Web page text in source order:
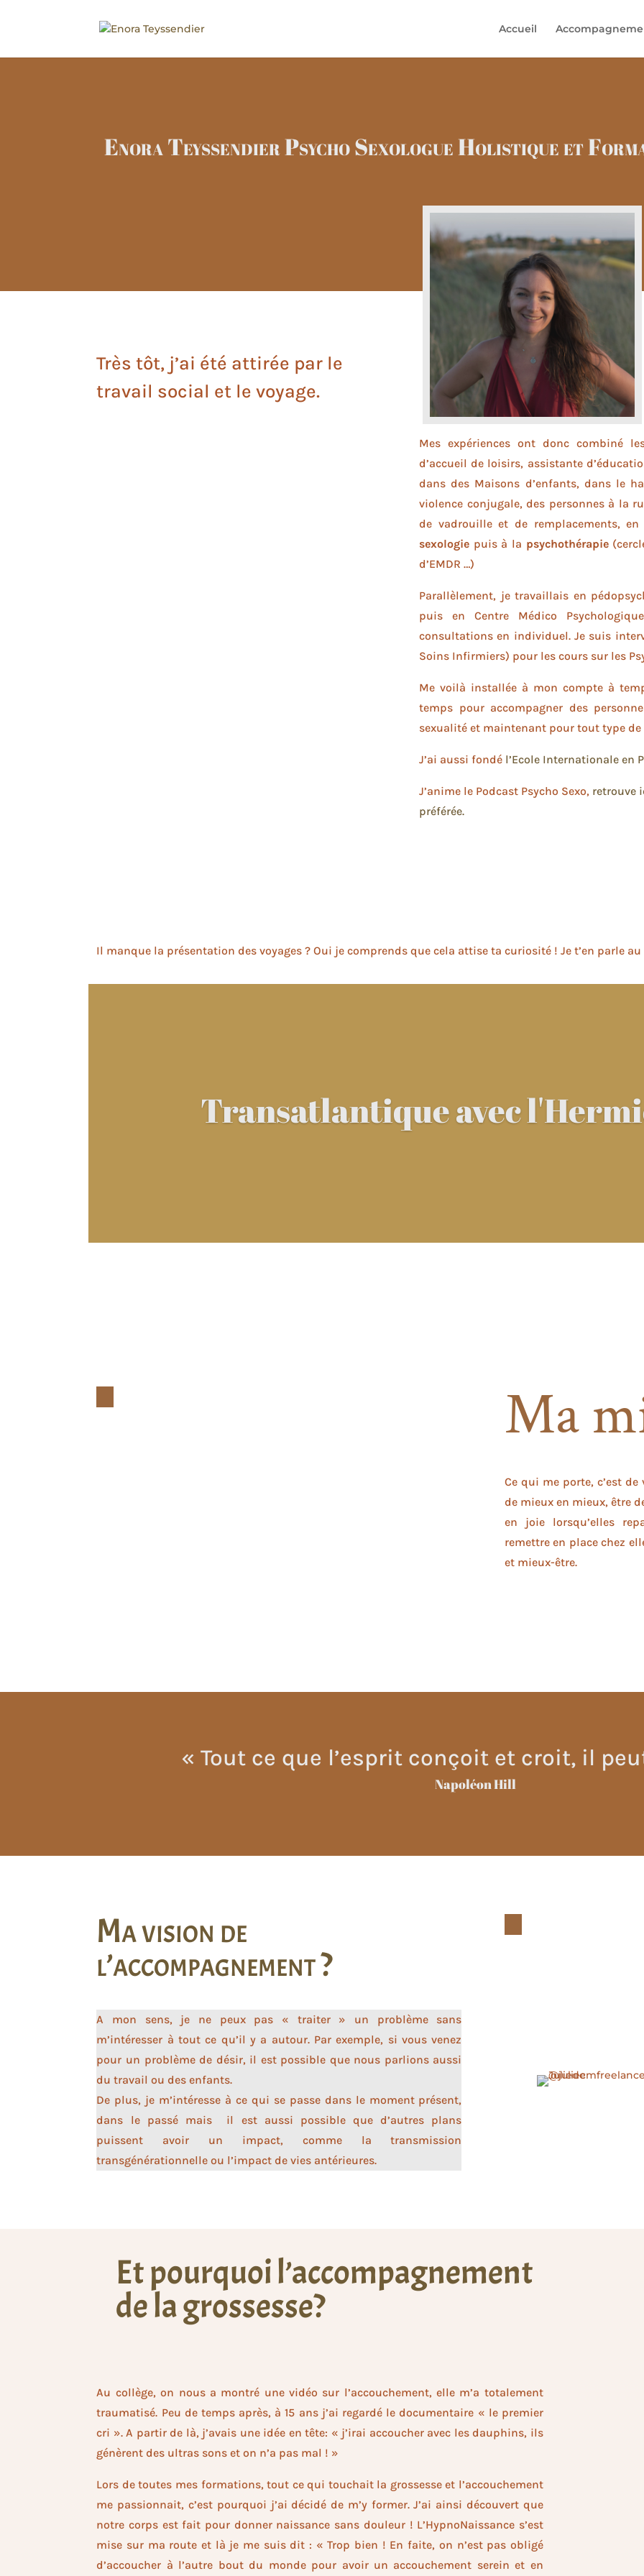
Accueil
Enora Teyssendier Psycho Sexologue Holistique et
Très tôt, j’ai été attirée par le
travail social et le voyage.
Mes expériences ont donc combiné
d’accueil de loisirs, assistante
dans des Maisons d’enfants, dans le
violence conjugale, des personnes à la
de vadrouille et de remplacements,
sexologie puis à la psychothérapie
d’EMDR …)
Parallèlement, je travaillais en
puis en Centre Médico
consultations en individuel. Je suis
Soins Infirmiers) pour les cours sur les
Me voilà installée à mon compte à
temps pour accompagner des
sexualité et maintenant pour tout type
J’ai aussi fondé l’Ecole Internationale en
J’anime le Podcast Psycho Sexo, retrouve
préférée.
Il manque la présentation des voyages ? Oui je comprends que cela attise ta curiosité ! Je t’en parle
Transatlantique avec
Ma
Ce qui me porte, c’est
de mieux en mieux, être
en joie lorsqu’elles
remettre en place chez
et mieux-être.
« Tout ce que l’esprit conçoit et croit, il
Napoléon Hill
Ma vision de
l’accompagnement ?
A mon sens, je ne peux pas « traiter » un problème sans
m’intéresser à tout ce qu’il y a autour. Par exemple, si vous venez
pour un problème de désir, il est possible que nous parlions aussi
du travail ou des enfants.
De plus, je m’intéresse à ce qui se passe dans le moment présent,
dans le passé mais il est aussi possible que d’autres plans
puissent avoir un impact, comme la transmission
transgénérationnelle ou l’impact de vies antérieures.
Et pourquoi l’accompagnement
de la grossesse?
Au collège, on nous a montré une vidéo sur l’accouchement, elle m’a totalement
traumatisé. Peu de temps après, à 15 ans j’ai regardé le documentaire « le premier
cri ». A partir de là, j’avais une idée en tête: « j’irai accoucher avec les dauphins, ils
génèrent des ultras sons et on n’a pas mal ! »
Lors de toutes mes formations, tout ce qui touchait la grossesse et l’accouchement
me passionnait, c’est pourquoi j’ai décidé de m’y former. J’ai ainsi découvert que
notre corps est fait pour donner naissance sans douleur ! L’HypnoNaissance s’est
mise sur ma route et là je me suis dit : « Trop bien ! En faite, on n’est pas obligé
d’accoucher à l’autre bout du monde pour avoir un accouchement serein et en